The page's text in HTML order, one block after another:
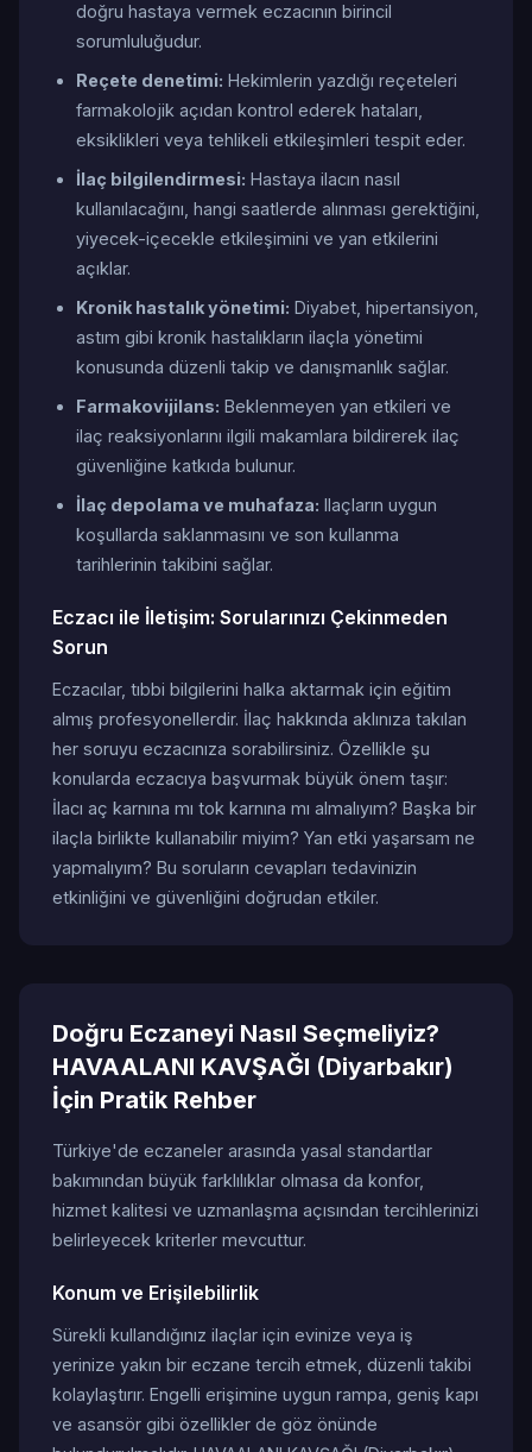
doğru hastaya vermek eczacının birincil
sorumluluğudur.
Reçete denetimi: Hekimlerin yazdığı reçeteleri
farmakolojik açıdan kontrol ederek hataları,
eksiklikleri veya tehlikeli etkileşimleri tespit eder.
İlaç bilgilendirmesi: Hastaya ilacın nasıl
kullanılacağını, hangi saatlerde alınması gerektiğini,
yiyecek-içecekle etkileşimini ve yan etkilerini
açıklar.
Kronik hastalık yönetimi: Diyabet, hipertansiyon,
astım gibi kronik hastalıkların ilaçla yönetimi
konusunda düzenli takip ve danışmanlık sağlar.
Farmakovijilans: Beklenmeyen yan etkileri ve
ilaç reaksiyonlarını ilgili makamlara bildirerek ilaç
güvenliğine katkıda bulunur.
İlaç depolama ve muhafaza: Ilaçların uygun
koşullarda saklanmasını ve son kullanma
tarihlerinin takibini sağlar.
Eczacı ile İletişim: Sorularınızı Çekinmeden
Sorun
Eczacılar, tıbbi bilgilerini halka aktarmak için eğitim
almış profesyonellerdir. İlaç hakkında aklınıza takılan
her soruyu eczacınıza sorabilirsiniz. Özellikle şu
konularda eczacıya başvurmak büyük önem taşır:
İlacı aç karnına mı tok karnına mı almalıyım? Başka bir
ilaçla birlikte kullanabilir miyim? Yan etki yaşarsam ne
yapmalıyım? Bu soruların cevapları tedavinizin
etkinliğini ve güvenliğini doğrudan etkiler.
Doğru Eczaneyi Nasıl Seçmeliyiz?
HAVAALANI KAVŞAĞI (Diyarbakır)
İçin Pratik Rehber
Türkiye'de eczaneler arasında yasal standartlar
bakımından büyük farklılıklar olmasa da konfor,
hizmet kalitesi ve uzmanlaşma açısından tercihlerinizi
belirleyecek kriterler mevcuttur.
Konum ve Erişilebilirlik
Sürekli kullandığınız ilaçlar için evinize veya iş
yerinize yakın bir eczane tercih etmek, düzenli takibi
kolaylaştırır. Engelli erişimine uygun rampa, geniş kapı
ve asansör gibi özellikler de göz önünde